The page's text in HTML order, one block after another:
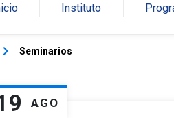
Instituto
keyboard_arrow_right Seminarios
AGO